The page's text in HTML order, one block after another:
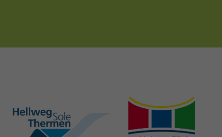
hellweg-sole-
thermen.de
heilbaeder.de